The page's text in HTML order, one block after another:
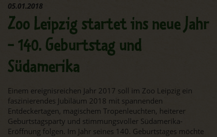
05.01.2018
Zoo Leipzig startet ins neue Jahr
- 140. Geburtstag und
Südamerika
Einem ereignisreichen Jahr 2017 soll im Zoo Leipzig ein
faszinierendes Jubiläum 2018 mit spannenden
Entdeckertagen, magischem Tropenleuchten, heiterer
Geburtstagsparty und stimmungsvoller Südamerika-
Eröffnung folgen. Im Jahr seines 140. Geburtstages möchte